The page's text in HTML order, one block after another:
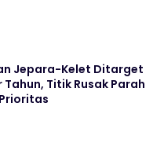
Jepara-Kelet Ditarget
Tahun, Titik Rusak Parah